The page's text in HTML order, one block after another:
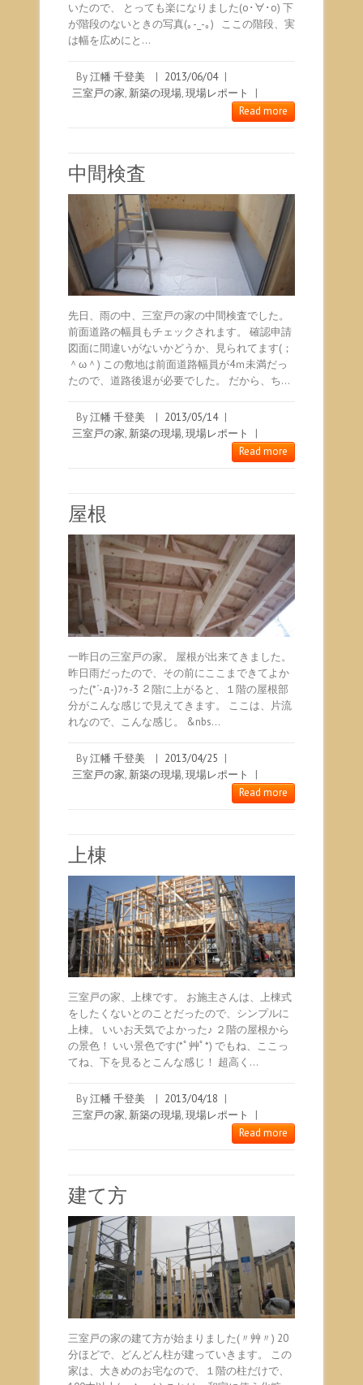
いたので、 とっても楽になりました(o･∀･o) 下
が階段のないときの写真(｡-_-｡) ここの階段、実
は幅を広めにと…
By江幡 千登美 | 2013/06/04 |
三室戸の家, 新築の現場,現場レポート
|
Read more
中間検査
先日、雨の中、三室戸の家の中間検査でした。
前面道路の幅員もチェックされます。 確認申請
図面に間違いがないかどうか、見られてます(；
＾ω＾) この敷地は前面道路幅員が4ｍ未満だっ
たので、道路後退が必要でした。 だから、ち…
By江幡 千登美 | 2013/05/14 |
三室戸の家,新築の現場,現場レポート
|
Read more
屋根
一昨日の三室戸の家。 屋根が出来てきました。
昨日雨だったので、その前にここまできてよか
った(*´-д-)ﾌｩ-3 ２階に上がると、１階の屋根部
分がこんな感じで見えてきます。 ここは、片流
れなので、こんな感じ。 &nbs…
By江幡 千登美 | 2013/04/25 |
三室戸の家, 新築の現場,現場レポート
|
Read more
上棟
三室戸の家、上棟です。 お施主さんは、上棟式
をしたくないとのことだったので、シンプルに
上棟。 いいお天気でよかった♪ ２階の屋根から
の景色！ いい景色です(*ﾟ艸ﾟ*) でもね、ここっ
てね、下を見るとこんな感じ！ 超高く…
By江幡 千登美 | 2013/04/18 |
三室戸の家, 新築の現場,現場レポート
|
Read more
建て方
三室戸の家の建て方が始まりました(〃艸〃) 20
分ほどで、どんどん柱が建っていきます。 この
家は、大きめのお宅なので、１階の柱だけで、